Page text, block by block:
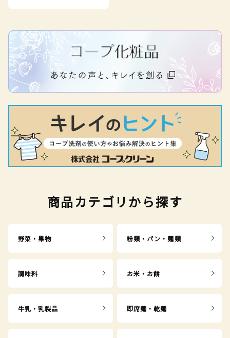
商品カテゴリから探す
野菜・果物 粉類・パン・麺類
調味料 お米・お餅
牛乳・乳製品 即席麺・乾麺